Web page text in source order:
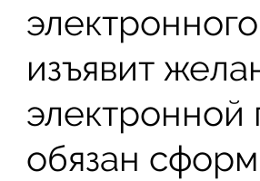
изъявит
обязан